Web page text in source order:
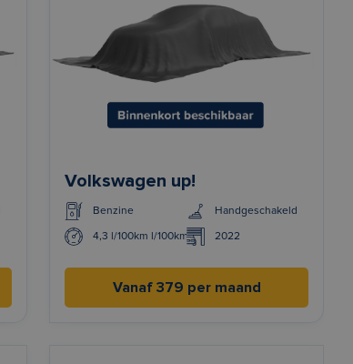
Volkswagen up!
Benzine Handgeschakeld
4,3 l/100km l/100km 2022
Vanaf 379 per maand